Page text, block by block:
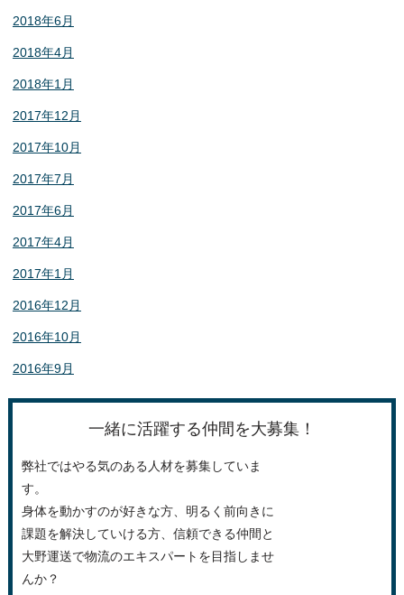
2018年6月
2018年4月
2018年1月
2017年12月
2017年10月
2017年7月
2017年6月
2017年4月
2017年1月
2016年12月
2016年10月
2016年9月
一緒に活躍する仲間を大募集！
弊社ではやる気のある人材を募集していま
す。
身体を動かすのが好きな方、明るく前向きに
課題を解決していける方、信頼できる仲間と
大野運送で物流のエキスパートを目指しませ
んか？